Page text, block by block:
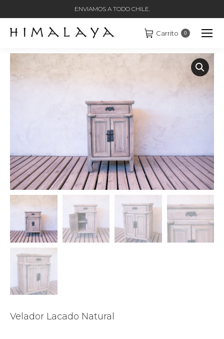
ENVIAMOS A TODO CHILE.
Carrito 0
Velador Lacado Natural